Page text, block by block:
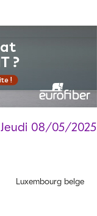
Jeudi 08/05/2025
Luxembourg belge